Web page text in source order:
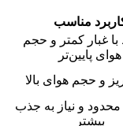
مناسب
غبار کمتر و حجم
هوای پایین‌تر
و حجم هوای بالا
و نیاز به جذب
بیشتر